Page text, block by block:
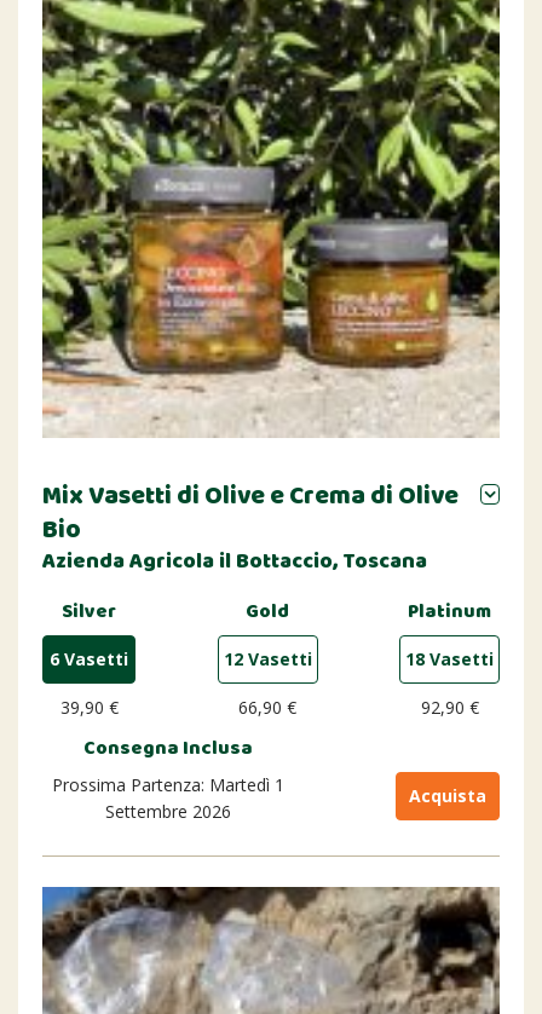
Mix Vasetti di Olive e Crema di Olive
Bio
Azienda Agricola il Bottaccio, Toscana
Silver
6 Vasetti
39,90 €
Gold
12 Vasetti
66,90 €
Platinum
18 Vasetti
92,90 €
Consegna Inclusa
Prossima Partenza: Martedì 1
Settembre 2026
Acquista